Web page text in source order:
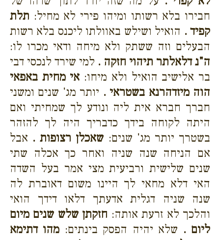
חבירו בלא רשותו ומיהו פירי לא מחיל: תלת
קפיד . הואיל ושילש באוולתו ליכנס בלא רשות
הבעלים וזה ששתק ולא מיחה ודאי מכרו לו:
ה"נ דלאלתר תיהוי חזקה . למי שירד לנכסי דבי
בר אלישיב הואיל ולא מיחו: אי מחית באפאי
הוה מיזדהרנא בשטראי . יותר מג' שנים ומשני
חברך חברא אית ליה ונודע לך שמחיתי ואם
היתה לקוחה בידך כדבריך היה לך להזהר
בשטרך יותר מג' שנים: שאכלן רצופות . אבל
אם הניחה שנה שניה ואחר כך אכלה שתי
שנים שלישית ורביעית מצי אמר בעל השדה
האי דלא מחאי לך היינו משום דאוברת לה
שנה שניה דגלית אדעתך דלאו דידך הואי
והלכך לא זרעת אותה: חזקתן שלש שנים מיום
ליום . שלא יהיה הפסק בינתים: מהו דתימא